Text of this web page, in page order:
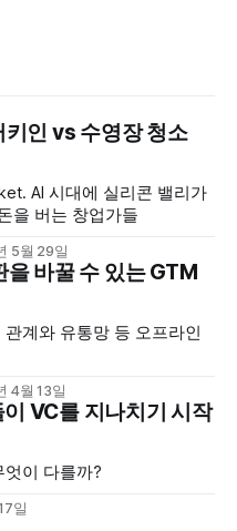
키인 vs 수영장 청소
AI 시대에 실리콘 밸리가
을 버는 창업가들
5월 29일
바꿀 수 있는 GTM
계와 유통망 등 오프라인
4월 13일
VC를 지나치기 시작
이 다를까?
일